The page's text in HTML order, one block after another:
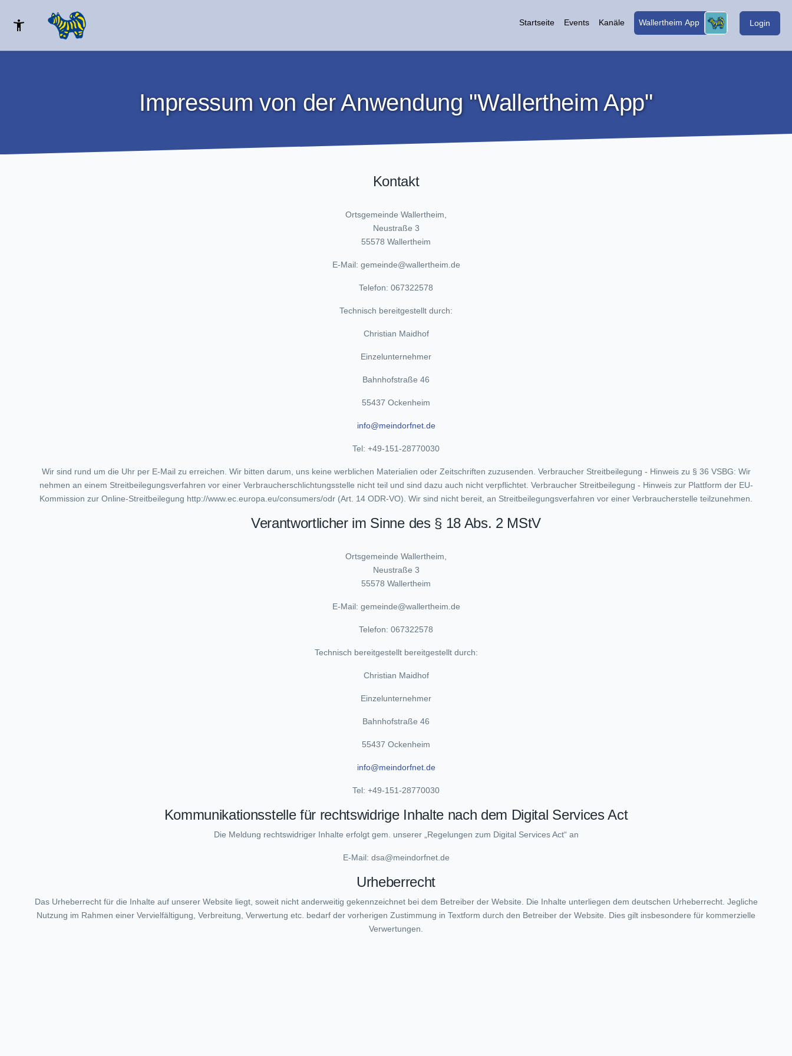
Startseite Events Kanäle Wallertheim App Login
Impressum von der Anwendung "Wallertheim App"
Kontakt
Ortsgemeinde Wallertheim,
Neustraße 3
55578 Wallertheim
E-Mail: gemeinde@wallertheim.de
Telefon: 067322578
Technisch bereitgestellt durch:
Christian Maidhof
Einzelunternehmer
Bahnhofstraße 46
55437 Ockenheim
info@meindorfnet.de
Tel: +49-151-28770030
Wir sind rund um die Uhr per E-Mail zu erreichen. Wir bitten darum, uns keine werblichen Materialien oder Zeitschriften zuzusenden. Verbraucher Streitbeilegung - Hinweis zu § 36 VSBG: Wir
nehmen an einem Streitbeilegungsverfahren vor einer Verbraucherschlichtungsstelle nicht teil und sind dazu auch nicht verpflichtet. Verbraucher Streitbeilegung - Hinweis zur Plattform der EU-
Kommission zur Online-Streitbeilegung http://www.ec.europa.eu/consumers/odr (Art. 14 ODR-VO). Wir sind nicht bereit, an Streitbeilegungsverfahren vor einer Verbraucherstelle teilzunehmen.
Verantwortlicher im Sinne des § 18 Abs. 2 MStV
Ortsgemeinde Wallertheim,
Neustraße 3
55578 Wallertheim
E-Mail: gemeinde@wallertheim.de
Telefon: 067322578
Technisch bereitgestellt bereitgestellt durch:
Christian Maidhof
Einzelunternehmer
Bahnhofstraße 46
55437 Ockenheim
info@meindorfnet.de
Tel: +49-151-28770030
Kommunikationsstelle für rechtswidrige Inhalte nach dem Digital Services Act
Die Meldung rechtswidriger Inhalte erfolgt gem. unserer „Regelungen zum Digital Services Act“ an
E-Mail: dsa@meindorfnet.de
Urheberrecht
Das Urheberrecht für die Inhalte auf unserer Website liegt, soweit nicht anderweitig gekennzeichnet bei dem Betreiber der Website. Die Inhalte unterliegen dem deutschen Urheberrecht. Jegliche
Nutzung im Rahmen einer Vervielfältigung, Verbreitung, Verwertung etc. bedarf der vorherigen Zustimmung in Textform durch den Betreiber der Website. Dies gilt insbesondere für kommerzielle
Verwertungen.